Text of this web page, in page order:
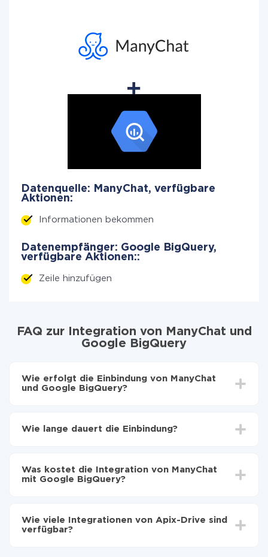
Datenquelle: ManyChat, verfügbare
Aktionen:
Informationen bekommen
Datenempfänger: Google BigQuery,
verfügbare Aktionen::
Zeile hinzufügen
FAQ zur Integration von ManyChat und
Google BigQuery
Wie erfolgt die Einbindung von ManyChat
und Google BigQuery?
BigQuery zu übertragen
auf Google BigQuery übertragen
Wie lange dauert die Einbindung?
Im Durchschnitt dauert es 10-15 Minuten.
Was kostet die Integration von ManyChat
mit Google BigQuery?
zahlen nur für die Datenmenge, die über unseren
Service von einem System auf ein anderes übertragen
Wie viele Integrationen von Apix-Drive sind
verfügbar?